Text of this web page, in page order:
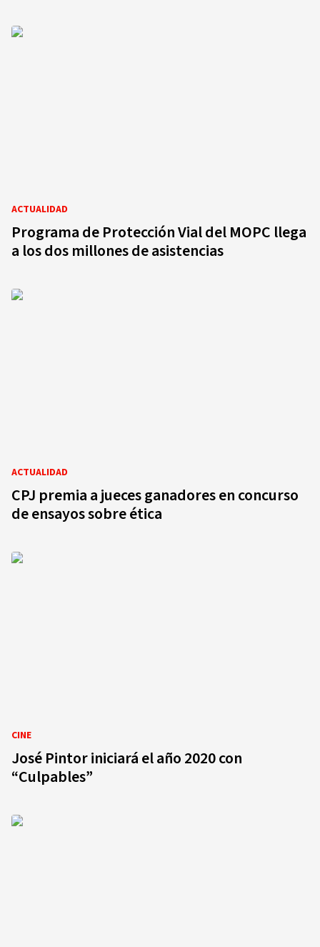
ACTUALIDAD
Programa de Protección Vial del MOPC llega
a los dos millones de asistencias
ACTUALIDAD
CPJ premia a jueces ganadores en concurso
de ensayos sobre ética
CINE
José Pintor iniciará el año 2020 con
“Culpables”